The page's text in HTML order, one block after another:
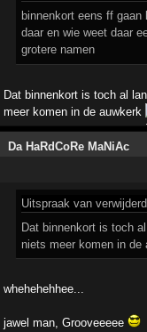
binnenkort eens ff
daar en wie weet daar
grotere namen
Dat binnenkort is toch al
meer komen in de auwkerk
Da HaRdCoRe MaNiAc
Uitspraak van
Dat binnenkort is toch
niets meer komen in de
whehehehhee...
jawel man, Grooveeeee